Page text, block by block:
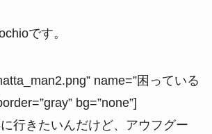
です。
name=”困っている
bg=”none”]
行きたいんだけど、アウフグー